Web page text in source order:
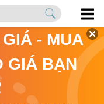
- MUA
GIÁ BẠN